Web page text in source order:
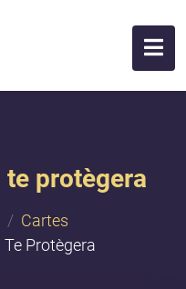
protègera
Cartes
Protègera